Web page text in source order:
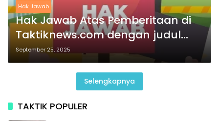
Hak Jawab
Hak Jawab Atas Pemberitaan di
Taktiknews.com dengan judul
Tuai Sorotan, Kades Pagaran
Tapah Diduga Kuasai Hasil
Produksi Lahan Pelepasan HGU
PTPN IV Regional III Sei Rokan
Seluas 9,8 Hektare
September 25, 2025
Selengkapnya
TAKTIK POPULER